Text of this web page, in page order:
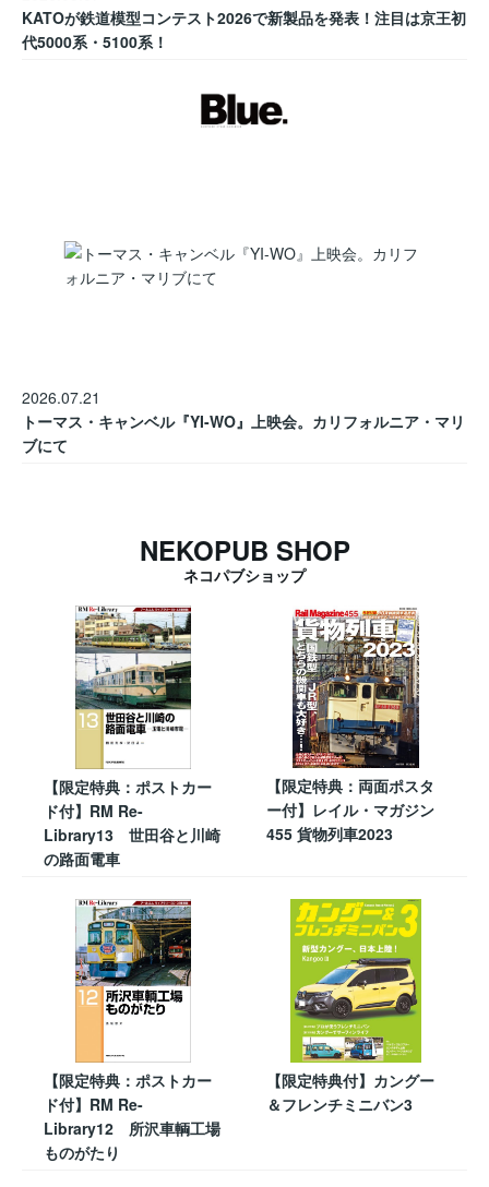
KATOが鉄道模型コンテスト2026で新製品を発表！注目は京王初
代5000系・5100系！
2026.07.21
トーマス・キャンベル『YI-WO』上映会。カリフォルニア・マリ
ブにて
NEKOPUB SHOP
ネコパブショップ
【限定特典：ポストカー
ド付】RM Re-
Library13 世田谷と川崎
の路面電車
【限定特典：両面ポスタ
ー付】レイル・マガジン
455 貨物列車2023
【限定特典：ポストカー
ド付】RM Re-
Library12 所沢車輌工場
ものがたり
【限定特典付】カングー
＆フレンチミニバン3